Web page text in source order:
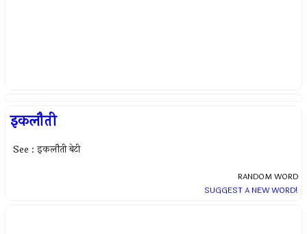
इकलौती
See : इकलौती बेटी
RANDOM WORD
SUGGEST A NEW WORD!